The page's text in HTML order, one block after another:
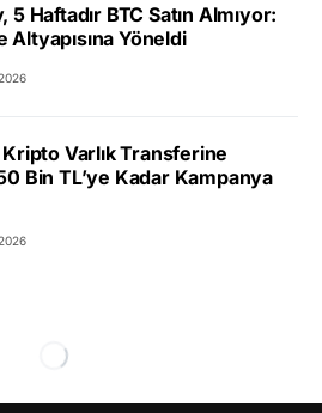
5 Haftadır BTC Satın Almıyor:
Altyapısına Yöneldi
Varlık Transferine
Bin TL’ye Kadar Kampanya